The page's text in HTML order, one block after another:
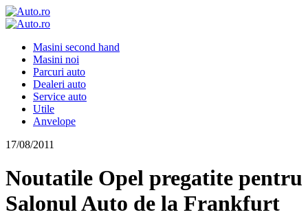
Masini second hand
Masini noi
Parcuri auto
Dealeri auto
Service auto
Utile
Anvelope
17/08/2011
Noutatile Opel pregatite pentru
Salonul Auto de la Frankfurt